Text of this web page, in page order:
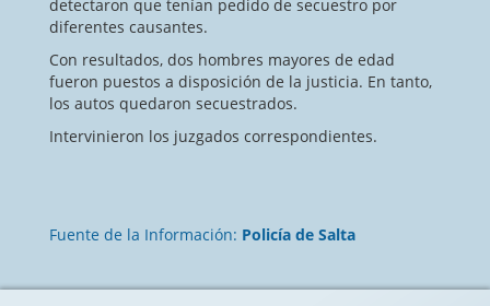
detectaron que tenían pedido de secuestro por
diferentes causantes.
Con resultados, dos hombres mayores de edad
fueron puestos a disposición de la justicia. En tanto,
los autos quedaron secuestrados.
Intervinieron los juzgados correspondientes.
Fuente de la Información: Policía de Salta